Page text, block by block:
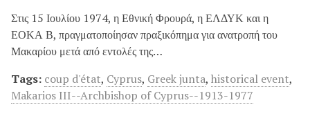
Στις 15 Ιουλίου 1974, η Εθνική Φρουρά, η ΕΛΔΥΚ και η
ΕΟΚΑ Β, πραγματοποίησαν πραξικόπημα για ανατροπή του
Μακαρίου μετά από εντολές της…
Tags: coup d'état, Cyprus, Greek junta, historical event,
Makarios III--Archbishop of Cyprus--1913-1977